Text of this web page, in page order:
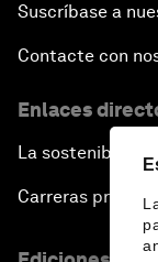
Suscríbase a
Contacte con
Enlaces
La sostenibilidad
Carreras